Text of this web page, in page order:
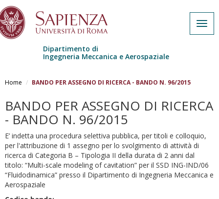
Dipartimento di
Ingegneria Meccanica e Aerospaziale
Home BANDO PER ASSEGNO DI RICERCA - BANDO N. 96/2015
BANDO PER ASSEGNO DI RICERCA
- BANDO N. 96/2015
E’ indetta una procedura selettiva pubblica, per titoli e colloquio,
per l'attribuzione di 1 assegno per lo svolgimento di attività di
ricerca di Categoria B – Tipologia II della durata di 2 anni dal
titolo: “Multi-scale modeling of cavitation” per il SSD ING-IND/06
“Fluidodinamica” presso il Dipartimento di Ingegneria Meccanica e
Aerospaziale